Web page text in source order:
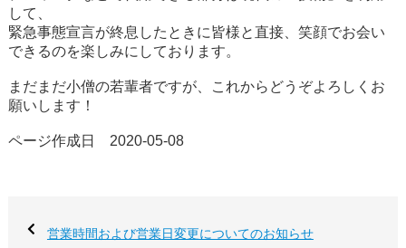
して、
緊急事態宣言が終息したときに皆様と直接、笑顔でお会い
できるのを楽しみにしております。
まだまだ小僧の若輩者ですが、これからどうぞよろしくお
願いします！
ページ作成日 2020-05-08
営業時間および営業日変更についてのお知らせ